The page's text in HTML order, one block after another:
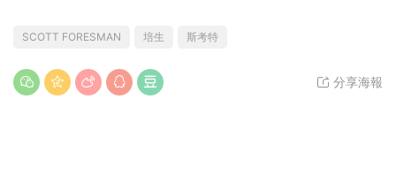
SCOTT FORESMAN 培生 斯考特
分享海報